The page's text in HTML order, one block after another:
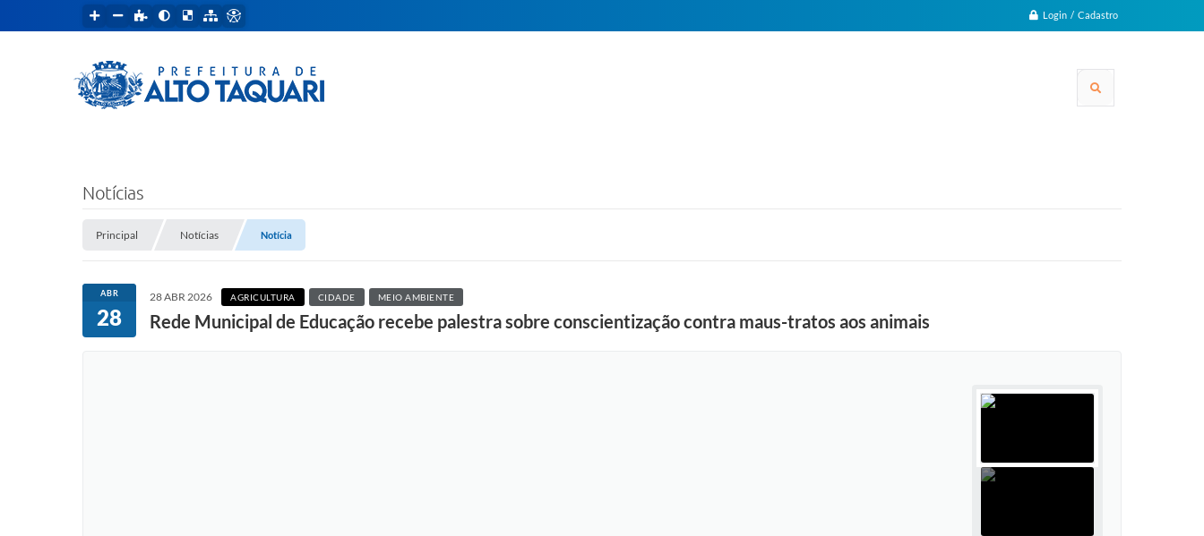
Login / Cadastro
Notícias
Principal Notícias Notícia
ABR
28
28 ABR 2026 AGRICULTURA CIDADE MEIO AMBIENTE
Rede Municipal de Educação recebe palestra sobre conscientização contra maus-tratos aos animais